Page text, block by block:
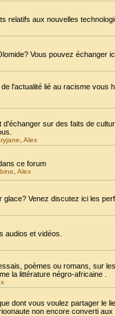
relatifs aux nouvelles
Vous pouvez échanger
l'actualité lié au racisme
sur des faits de
Alex
ce forum
Alex
Venez discutez ici les
audios et vidéos.
poèmes ou romans, sur
la littérature négro-africaine .
dont vous voulez partager le
non encore converti